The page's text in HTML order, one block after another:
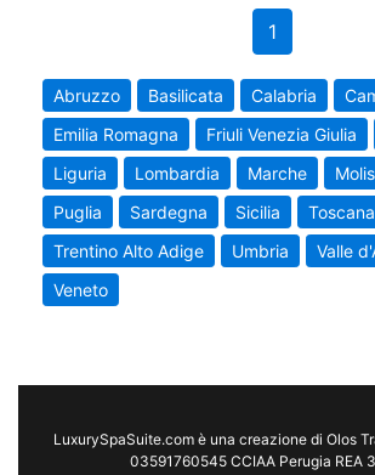
1
Abruzzo Basilicata Calabria
Emilia Romagna
Friuli Venezia Giulia
Liguria
Lombardia Marche
Puglia
Sardegna Sicilia
Toscana
Trentino Alto Adige
Umbria
Valle
Veneto
LuxurySpaSuite.com è una creazione di Olos
03591760545 CCIAA Perugia REA